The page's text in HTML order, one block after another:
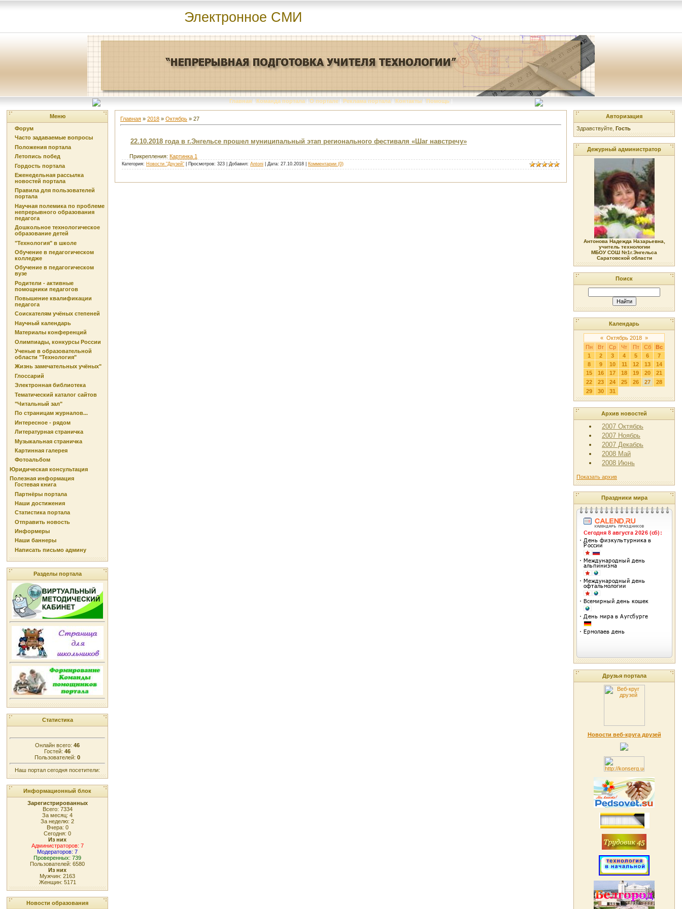
Электронное СМИ
Главная | Команда портала | О портале | Реклама портала | Контакты | Помощь |
Меню
Форум
Часто задаваемые вопросы
Положения портала
Летопись побед
Гордость портала
Еженедельная рассылка
новостей портала
Правила для пользователей
портала
Научная полемика по проблеме
непрерывного образования
педагога
Дошкольное технологическое
образование детей
"Технология" в школе
Обучение в педагогическом
колледже
Обучение в педагогическом
вузе
Родители - активные
помощники педагогов
Повышение квалификации
педагога
Соискателям учёных степеней
Научный календарь
Материалы конференций
Олимпиады, конкурсы России
Ученые в образовательной
области "Технология"
Жизнь замечательных учёных"
Глоссарий
Электронная библиотека
Тематический каталог сайтов
"Читальный зал"
По страницам журналов...
Интересное - рядом
Литературная страничка
Музыкальная страничка
Картинная галерея
Фотоальбом
Юридическая консультация
Полезная информация
Гостевая книга
Партнёры портала
Наши достижения
Статистика портала
Отправить новость
Информеры
Наши баннеры
Написать письмо админу
Разделы портала
Статистика
Онлайн всего: 46
Гостей: 46
Пользователей: 0
Наш портал сегодня посетители:
Информационный блок
Зарегистрированных
Всего: 7334
За месяц: 4
За неделю: 2
Вчера: 0
Сегодня: 0
Из них
Администраторов: 7
Модераторов: 7
Проверенных: 739
Пользователей: 6580
Из них
Мужчин: 2163
Женщин: 5171
Новости образования
Главная » 2018 » Октябрь » 27
22.10.2018 года в г.Энгельсе прошел муниципальный этап регионального фестиваля «Шаг навстречу»
Прикрепления: Картинка 1
Категория: Новости "Друзей" | Просмотров: 323 | Добавил: Antoni | Дата: 27.10.2018 Комментарии (0)
Авторизация
Здравствуйте, Гость
Дежурный администратор
Антонова Надежда Назарьевна,
учитель технологии
МБОУ СОШ №1г.Энгельса
Саратовской области
Поиск
Календарь
« Октябрь 2018 »
Пн
Вт Ср Чт Пт Сб
Вс
1
2 3 4 5 6
7
8
9 10 11 12 13
14
15
16 17 18 19 20
21
22
23 24 25 26 27
28
29
30 31
Архив новостей
2007 Октябрь
2007 Ноябрь
2007 Декабрь
2008 Май
2008 Июнь
Показать архив
Праздники мира
Друзья портала
Новости веб-круга друзей